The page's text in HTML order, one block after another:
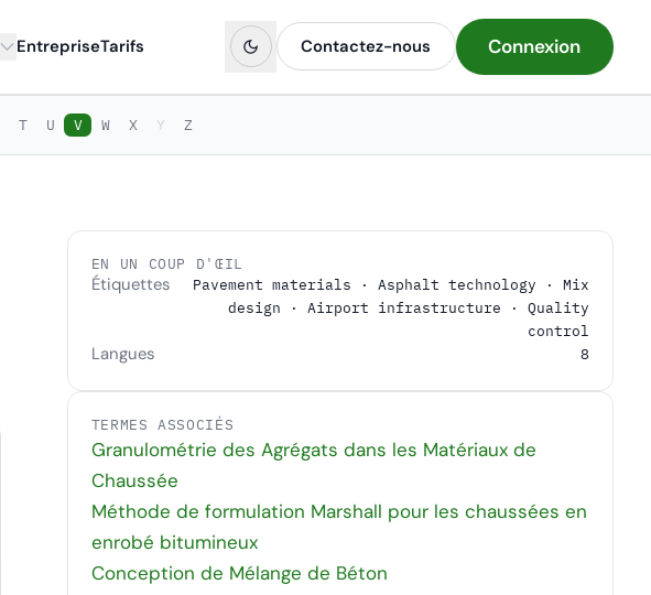
EntrepriseTarifs Contactez-nous Connexion
T U V W X Y Z
EN UN COUP D'ŒIL
Étiquettes
Pavement materials · Asphalt technology · Mix
design · Airport infrastructure · Quality
control
Langues 8
TERMES ASSOCIÉS
Granulométrie des Agrégats dans les Matériaux de
Chaussée
Méthode de formulation Marshall pour les chaussées en
enrobé bitumineux
Conception de Mélange de Béton